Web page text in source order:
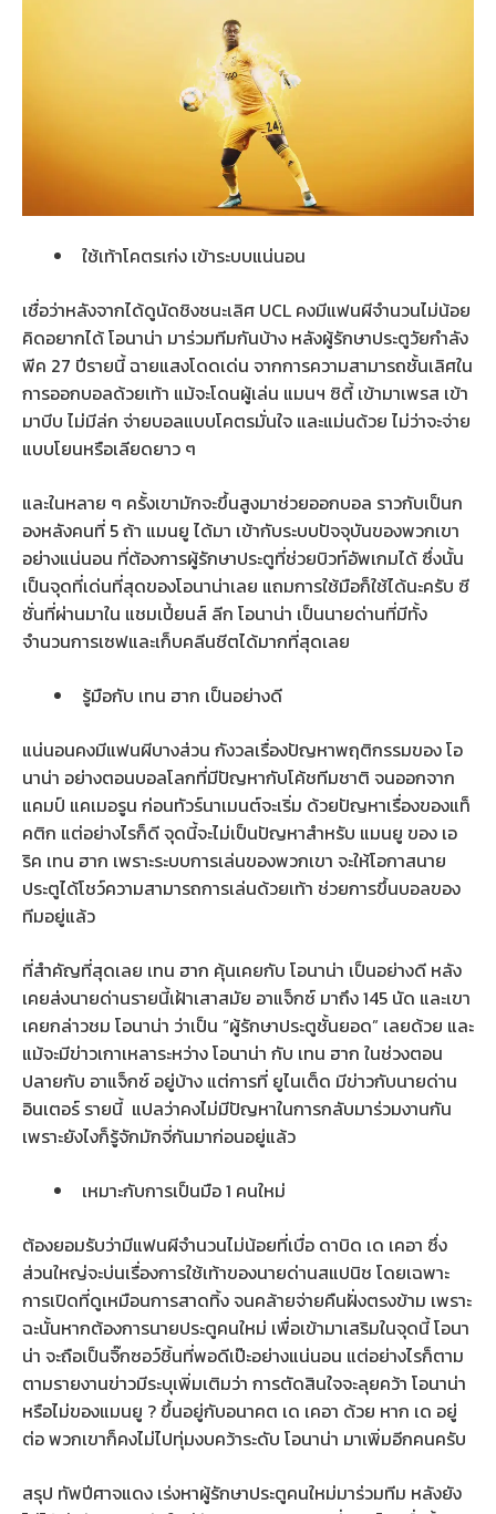
ใช้เท้าโคตรเก่ง เข้าระบบแน่นอน
เชื่อว่าหลังจากได้ดูนัดชิงชนะเลิศ UCL คงมีแฟนผีจำนวนไม่น้อย
คิดอยากได้ โอนาน่า มาร่วมทีมกันบ้าง หลังผู้รักษาประตูวัยกำลัง
พีค 27 ปีรายนี้ ฉายแสงโดดเด่น จากการความสามารถชั้นเลิศใน
การออกบอลด้วยเท้า แม้จะโดนผู้เล่น แมนฯ ซิตี้ เข้ามาเพรส เข้า
มาบีบ ไม่มีล่ก จ่ายบอลแบบโคตรมั่นใจ และแม่นด้วย ไม่ว่าจะจ่าย
แบบโยนหรือเลียดยาว ๆ
และในหลาย ๆ ครั้งเขามักจะขึ้นสูงมาช่วยออกบอล ราวกับเป็นก
องหลังคนที่ 5 ถ้า แมนยู ได้มา เข้ากับระบบปัจจุบันของพวกเขา
อย่างแน่นอน ที่ต้องการผู้รักษาประตูที่ช่วยบิวท์อัพเกมได้ ซึ่งนั้น
เป็นจุดที่เด่นที่สุดของโอนาน่าเลย แถมการใช้มือก็ใช้ได้นะครับ ซี
ซั่นที่ผ่านมาใน แชมเปี้ยนส์ ลีก โอนาน่า เป็นนายด่านที่มีทั้ง
จำนวนการเซฟและเก็บคลีนชีตได้มากที่สุดเลย
รู้มือกับ เทน ฮาก เป็นอย่างดี
แน่นอนคงมีแฟนผีบางส่วน กังวลเรื่องปัญหาพฤติกรรมของ โอ
นาน่า อย่างตอนบอลโลกที่มีปัญหากับโค้ชทีมชาติ จนออกจาก
แคมป์ แคเมอรูน ก่อนทัวร์นาเมนต์จะเริ่ม ด้วยปัญหาเรื่องของแท็
คติก แต่อย่างไรก็ดี จุดนี้จะไม่เป็นปัญหาสำหรับ แมนยู ของ เอ
ริค เทน ฮาก เพราะระบบการเล่นของพวกเขา จะให้โอกาสนาย
ประตูได้โชว์ความสามารถการเล่นด้วยเท้า ช่วยการขึ้นบอลของ
ทีมอยู่แล้ว
ที่สำคัญที่สุดเลย เทน ฮาก คุ้นเคยกับ โอนาน่า เป็นอย่างดี หลัง
เคยส่งนายด่านรายนี้เฝ้าเสาสมัย อาแจ็กซ์ มาถึง 145 นัด และเขา
เคยกล่าวชม โอนาน่า ว่าเป็น “ผู้รักษาประตูชั้นยอด” เลยด้วย และ
แม้จะมีข่าวเกาเหลาระหว่าง โอนาน่า กับ เทน ฮาก ในช่วงตอน
ปลายกับ อาแจ็กซ์ อยู่บ้าง แต่การที่ ยูไนเต็ด มีข่าวกับนายด่าน
อินเตอร์ รายนี้ แปลว่าคงไม่มีปัญหาในการกลับมาร่วมงานกัน
เพราะยังไงก็รู้จักมักจี่กันมาก่อนอยู่แล้ว
เหมาะกับการเป็นมือ 1 คนใหม่
ต้องยอมรับว่ามีแฟนผีจำนวนไม่น้อยที่เบื่อ ดาบิด เด เคอา ซึ่ง
ส่วนใหญ่จะบ่นเรื่องการใช้เท้าของนายด่านสแปนิช โดยเฉพาะ
การเปิดที่ดูเหมือนการสาดทิ้ง จนคล้ายจ่ายคืนฝั่งตรงข้าม เพราะ
ฉะนั้นหากต้องการนายประตูคนใหม่ เพื่อเข้ามาเสริมในจุดนี้ โอนา
น่า จะถือเป็นจิ๊กซอว์ชิ้นที่พอดีเป๊ะอย่างแน่นอน แต่อย่างไรก็ตาม
ตามรายงานข่าวมีระบุเพิ่มเติมว่า การตัดสินใจจะลุยคว้า โอนาน่า
หรือไม่ของแมนยู ? ขึ้นอยู่กับอนาคต เด เคอา ด้วย หาก เด อยู่
ต่อ พวกเขาก็คงไม่ไปทุ่มงบคว้าระดับ โอนาน่า มาเพิ่มอีกคนครับ
สรุป ทัพปีศาจแดง เร่งหาผู้รักษาประตูคนใหม่มาร่วมทีม หลังยัง